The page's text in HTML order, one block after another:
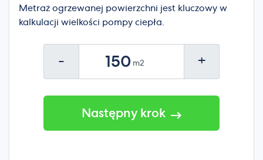
Metraż ogrzewanej powierzchni jest kluczowy w
kalkulacji wielkości pompy ciepła.
- +
Następny krok